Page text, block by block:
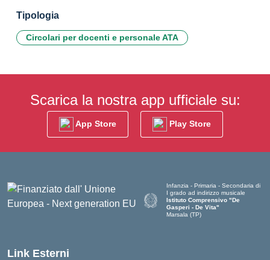
Tipologia
Circolari per docenti e personale ATA
Scarica la nostra app ufficiale su:
App Store Play Store
Infanzia - Primaria - Secondaria di
I grado ad indirizzo musicale
Istituto Comprensivo "De
Gasperi - De Vita"
Marsala (TP)
Link Esterni